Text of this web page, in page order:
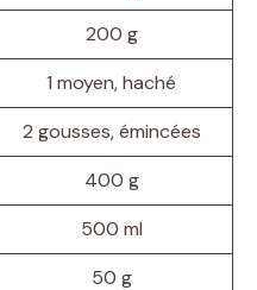
200 g
1 moyen, haché
2 gousses, émincées
400 g
500 ml
50 g